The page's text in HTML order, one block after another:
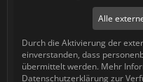
Alle
Durch die Aktivierung der
einverstanden, dass
übermittelt werden. Mehr
Datenschutzerklärung zur